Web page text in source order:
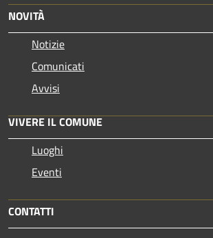
NOVITÀ
Notizie
Comunicati
Avvisi
VIVERE IL COMUNE
Luoghi
Eventi
CONTATTI